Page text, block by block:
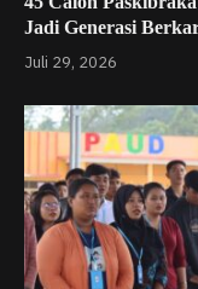
Jadi Generasi
Juli 29, 2026